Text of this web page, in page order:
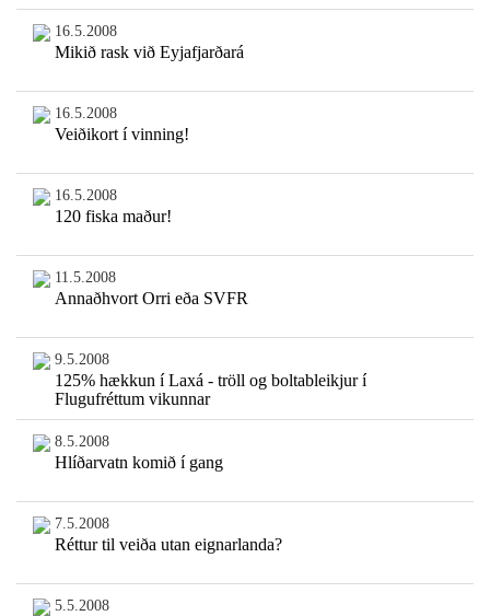
16.5.2008
Mikið rask við Eyjafjarðará
16.5.2008
Veiðikort í vinning!
16.5.2008
120 fiska maður!
11.5.2008
Annaðhvort Orri eða SVFR
9.5.2008
125% hækkun í Laxá - tröll og boltableikjur í
Flugufréttum vikunnar
8.5.2008
Hlíðarvatn komið í gang
7.5.2008
Réttur til veiða utan eignarlanda?
5.5.2008